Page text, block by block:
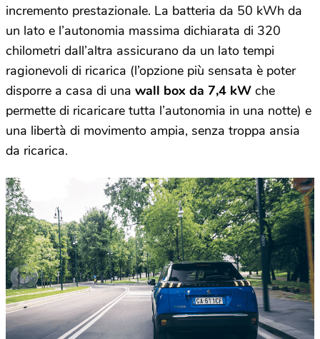
incremento prestazionale. La batteria da 50 kWh da
un lato e l’autonomia massima dichiarata di 320
chilometri dall’altra assicurano da un lato tempi
ragionevoli di ricarica (l’opzione più sensata è poter
disporre a casa di una wall box da 7,4 kW che
permette di ricaricare tutta l’autonomia in una notte) e
una libertà di movimento ampia, senza troppa ansia
da ricarica.